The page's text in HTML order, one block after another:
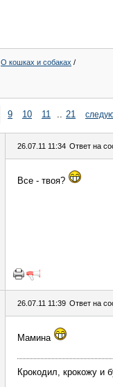
О кошках и собаках /
9 10 11 .. 21
26.07.11 11:34 Ответ на
Все - твоя?
26.07.11 11:39 Ответ на
Мамина
Крокодил, крокожу и